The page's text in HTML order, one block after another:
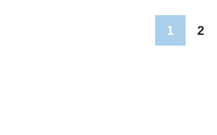
1 2